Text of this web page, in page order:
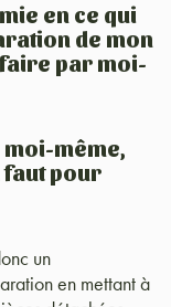
en ce qui
de mon
par moi-
même,
faut pour
un
en mettant à